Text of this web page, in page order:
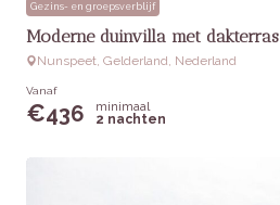
Gezins- en groepsverblijf
Moderne duinvilla met dakterras
Nunspeet, Gelderland, Nederland
Vanaf
€436
minimaal
2 nachten